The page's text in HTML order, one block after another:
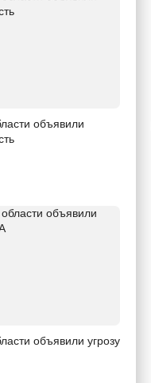
объявили
объявили угрозу